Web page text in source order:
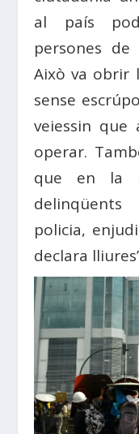
al país
persones
Això va obrir
sense
veiessin que
operar.
que en la
policia,
declara